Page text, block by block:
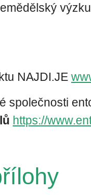
NAJDI.JE
společnosti
https://